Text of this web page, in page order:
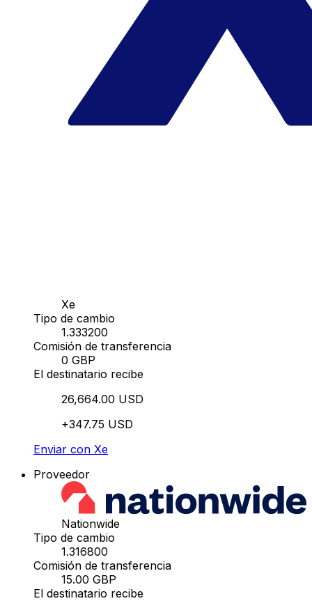
Xe
Tipo de cambio
1.333200
Comisión de transferencia
0 GBP
El destinatario recibe
26,664.00 USD
+347.75 USD
Enviar con Xe
Proveedor
Nationwide
Tipo de cambio
1.316800
Comisión de transferencia
15.00 GBP
El destinatario recibe